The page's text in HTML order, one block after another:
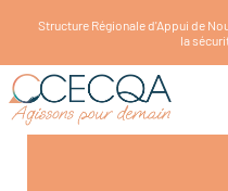
Structure Régionale d'Appui de
la